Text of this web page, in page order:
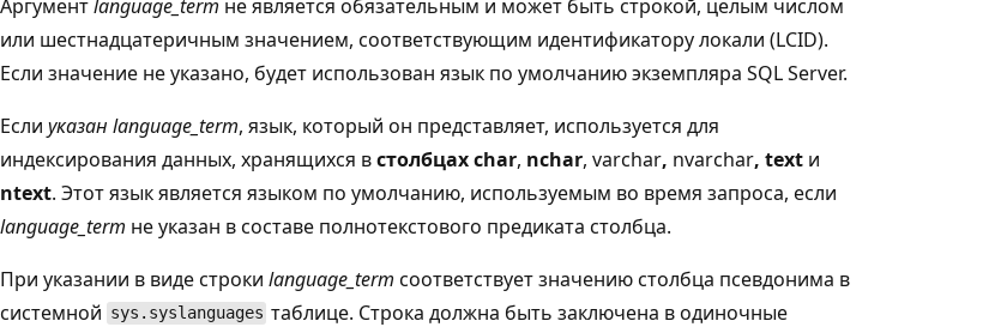
Аргументlanguage_term не является обязательным и может быть строкой, целым числом
или шестнадцатеричным значением, соответствующим идентификатору локали (LCID).
Если значение не указано, будет использован язык по умолчанию экземпляра SQL Server.
Если указан language_term, язык, который он представляет, используется для
индексирования данных, хранящихся встолбцах char, nchar, varchar, nvarchar, text и
ntext. Этот язык является языком по умолчанию, используемым во время запроса, если
language_term не указан в составе полнотекстового предиката столбца.
При указании в виде строки language_term соответствует значению столбца псевдонима в
системной sys.syslanguages таблице. Строка должна быть заключена в одиночные